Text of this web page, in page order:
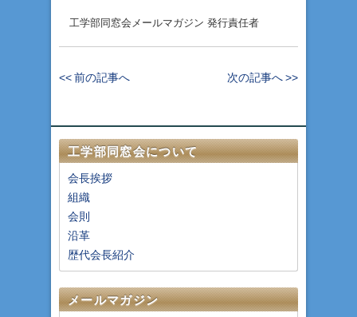
工学部同窓会メールマガジン 発行責任者
<< 前の記事へ 次の記事へ >>
工学部同窓会について
会長挨拶
組織
会則
沿革
歴代会長紹介
メールマガジン